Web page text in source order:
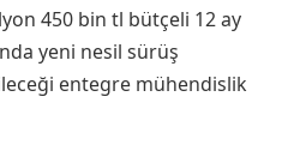
450 bin tl bütçeli 12 ay
yeni nesil sürüş
entegre mühendislik